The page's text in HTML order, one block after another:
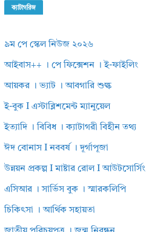
ক্যাটাগরিজ
৯ম পে স্কেল নিউজ ২০২৬
আইবাস++ । পে ফিক্সেশন । ই-ফাইলিং
আয়কর । ভ্যাট । আবগারি শুল্ক
ই-বুক I এস্টাব্লিশমেন্ট ম্যানুয়েল
ইত্যাদি । বিবিধ । ক্যাটাগরী বিহীন তথ্য
ঈদ বোনাস I নববর্ষ । দূর্গাপূজা
উন্নয়ন প্রকল্প I মাষ্টার রোল I আউটসোর্সিং
এসিআর । সার্ভিস বুক । স্মারকলিপি
চিকিৎসা । আর্থিক সহায়তা